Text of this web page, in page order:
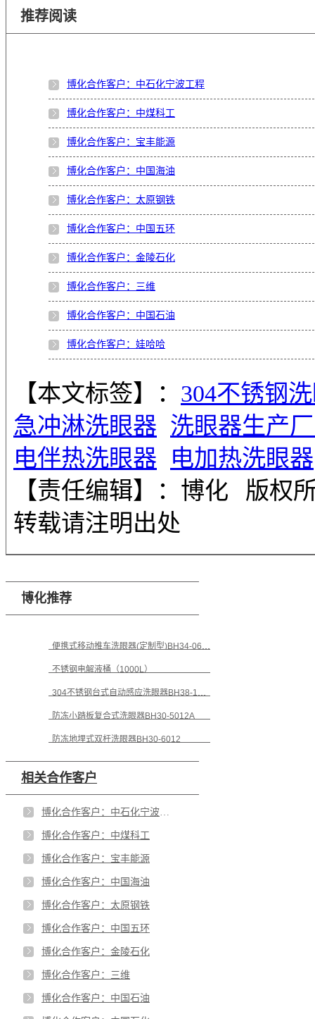
推荐阅读
博化合作客户：中石化宁波工程
博化合作客户：中煤科工
博化合作客户：宝丰能源
博化合作客户：中国海油
博化合作客户：太原钢铁
博化合作客户：中国五环
博化合作客户：金陵石化
博化合作客户：三维
博化合作客户：中国石油
博化合作客户：娃哈哈
【本文标签】： 304不锈钢
急冲淋洗眼器 洗眼器生产
电伴热洗眼器
电加热洗眼器
【责任编辑】： 博化
版权
转载请注明出处
博化推荐
不锈钢电解液桶（1000L）
防冻小踏板复合式洗眼器BH30-5012A
防冻地埋式双杆洗眼器BH30-6012
相关合作客户
博化合作客户：中煤科工
博化合作客户：宝丰能源
博化合作客户：中国海油
博化合作客户：太原钢铁
博化合作客户：中国五环
博化合作客户：金陵石化
博化合作客户：三维
博化合作客户：中国石油